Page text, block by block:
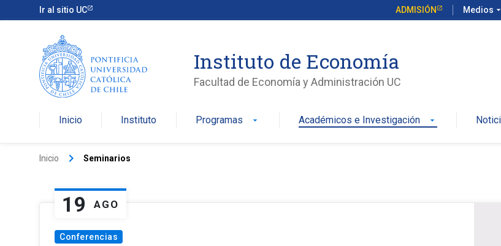
Ir al sitio UC ADMISIÓN Medios arrow_drop_down
Instituto de Economía
Facultad de Economía y Administración UC
Inicio Instituto Programas arrow_drop_down Académicos e Investigación arrow_drop_down
Inicio keyboard_arrow_right Seminarios
19 AGO
Conferencias